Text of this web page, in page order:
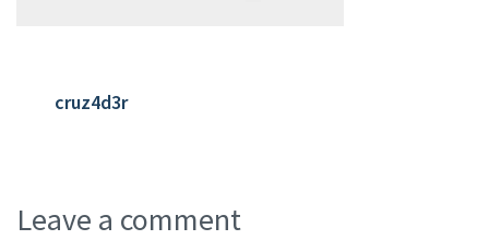
cruz4d3r
Leave a comment